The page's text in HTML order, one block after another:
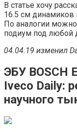
В статье хочу
16.5 см динамиков
По аналогии
подиум под любой
04.04.19 изменил
ЭБУ BOSCH
Iveco Daily:
научного